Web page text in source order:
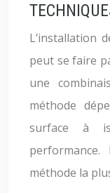
L’installation
peut se faire
une
méthode
surface à
méthode la